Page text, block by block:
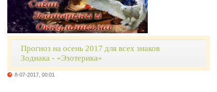
Прогноз на осень 2017 для всех знаков
Зодиака - «Эзотерика»
8-07-2017, 00:01